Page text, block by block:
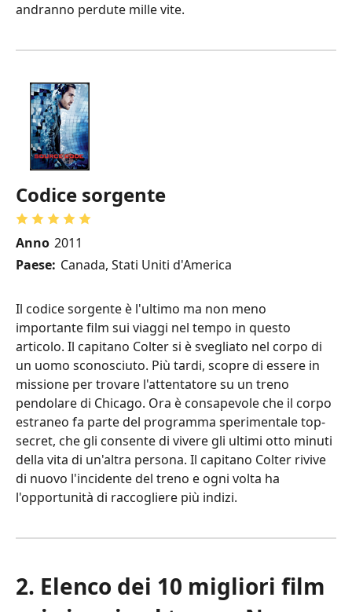
andranno perdute mille vite.
Codice sorgente
Anno 2011
Paese: Canada, Stati Uniti d'America
Il codice sorgente è l'ultimo ma non meno
importante film sui viaggi nel tempo in questo
articolo. Il capitano Colter si è svegliato nel corpo di
un uomo sconosciuto. Più tardi, scopre di essere in
missione per trovare l'attentatore su un treno
pendolare di Chicago. Ora è consapevole che il corpo
estraneo fa parte del programma sperimentale top-
secret, che gli consente di vivere gli ultimi otto minuti
della vita di un'altra persona. Il capitano Colter rivive
di nuovo l'incidente del treno e ogni volta ha
l'opportunità di raccogliere più indizi.
2. Elenco dei 10 migliori film